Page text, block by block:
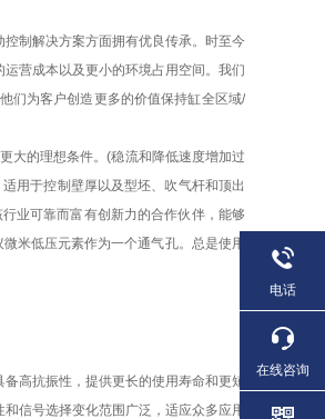
制解决方案方面拥有优良传承。时至今
营成本以及更小的环境占用空间。我们
们为客户创造更多的价值保持缸全区域/
大的理想条件。(稳流和降低速度增加过
用于控制壁厚以及型坯、吹气杆和顶出
业可靠而富有创新力的合作伙伴，能够
米低压元素作为一个通气孔。总是使用
高抗振性，提供更长的使用寿命和更短
信号选择变化范围广泛，适应众多应用
电话
在线咨询